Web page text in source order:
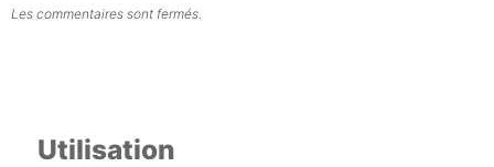
Les commentaires sont fermés.
Utilisation